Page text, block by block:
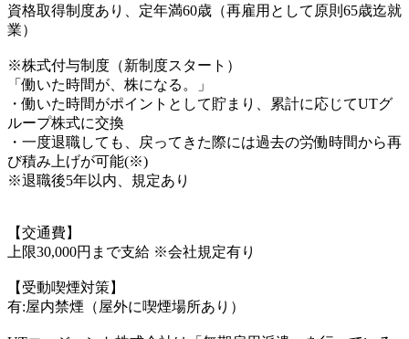
資格取得制度あり、定年満60歳（再雇用として原則65歳迄就
業）
※株式付与制度（新制度スタート）
「働いた時間が、株になる。」
・働いた時間がポイントとして貯まり、累計に応じてUTグ
ループ株式に交換
・一度退職しても、戻ってきた際には過去の労働時間から再
び積み上げが可能(※)
※退職後5年以内、規定あり
【交通費】
上限30,000円まで支給 ※会社規定有り
【受動喫煙対策】
有:屋内禁煙（屋外に喫煙場所あり）